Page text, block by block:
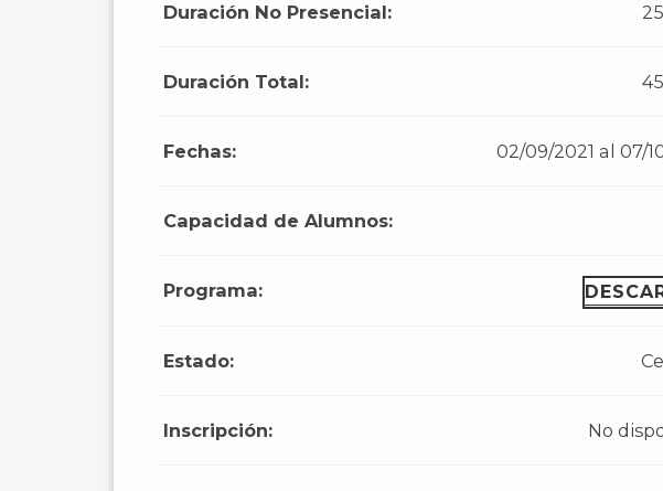
Duración No Presencial:
Duración Total:
Fechas: 02/09/2021 al 07/
Capacidad de Alumnos:
Programa:
Estado:
Inscripción: No